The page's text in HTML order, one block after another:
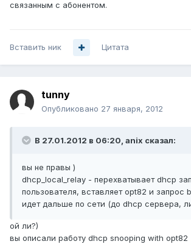
связанным с абонентом.
Вставить ник Цитата
tunny
Опубликовано 27 января, 2012
В 27.01.2012 в 06:20, anix сказал:
вы не правы )
dhcp_local_relay - перехватывает dhcp
пользователя, вставляет opt82 и запрос
идет дальше по сети (до dhcp сервера,
ой ли?)
вы описали работу dhcp snooping with opt82